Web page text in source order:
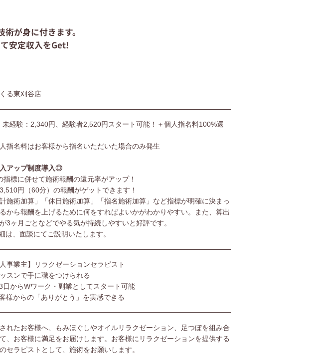
術が身に付きます。
安定収入をGet!
る東刈谷店
未経験：2,340円、経験者2,520円スタート可能！＋個人指名料100%還
指名料はお客様から指名いただいた場合のみ発生
アップ制度導入◎
指標に併せて施術報酬の還元率がアップ！
円（60分）の報酬がゲットできます！
計施術加算」「休日施術加算」「指名施術加算」など指標が明確に決まっ
から報酬を上げるために何をすればよいかがわかりやすい。また、算出
3ヶ月ごとなどでやる気が持続しやすいと好評です。
は、面談にてご説明いたします。
人事業主】リラクゼーションセラピスト
スンで手に職をつけられる
からWワーク・副業としてスタート可能
様からの「ありがとう」を実感できる
れたお客様へ、もみほぐしやオイルリラクゼーション、足つぼを組み合
、お客様に満足をお届けします。お客様にリラクゼーションを提供する
セラピストとして、施術をお願いします。